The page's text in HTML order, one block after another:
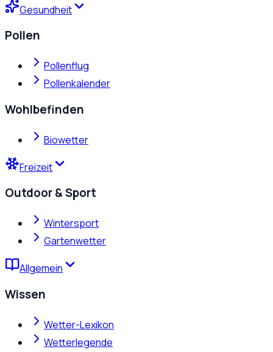
Gesundheit
Pollen
Pollenflug
Pollenkalender
Wohlbefinden
Biowetter
Freizeit
Outdoor & Sport
Wintersport
Gartenwetter
Allgemein
Wissen
Wetter-Lexikon
Wetterlegende